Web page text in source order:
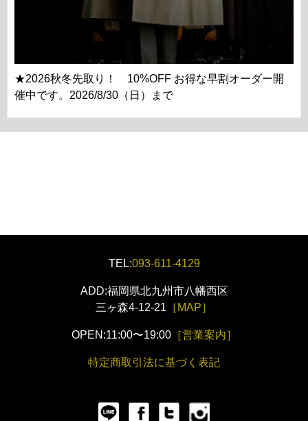
★2026秋冬先取り！ 10%OFF お得な早割オーダー開
催中です。2026/8/30（日）まで
TEL:093-611-4129
ADD:福岡県北九州市八幡西区
三ヶ森4-12-21 ［MAP］
OPEN:11:00〜19:00［営業案内］
特定商取引法に基づく表記